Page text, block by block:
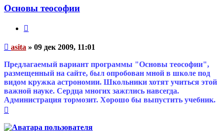
Основы теософии
Непрочитанное
сообщение
asita » 09 дек 2009, 11:01
Предлагаемый вариант программы "Основы теософии",
размещенный на сайте, был опробован мной в школе под
видом кружка астрономии. Школьники хотят учиться этой
важной науке. Сердца многих зажглись навсегда.
Администрация тормозит. Хорошо бы выпустить учебник.
началу